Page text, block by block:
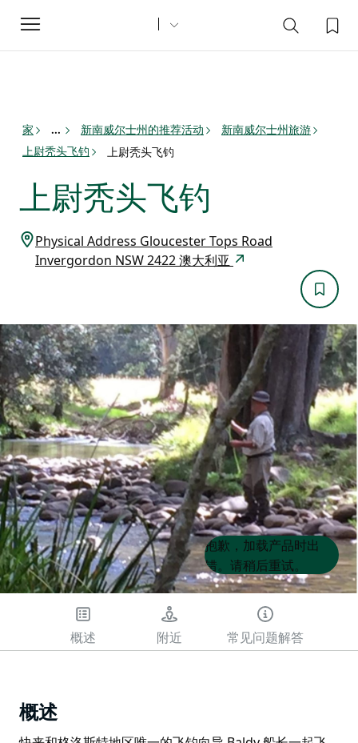
Toggle
navigation
家 ... 新南威尔士州的推荐活动
新南威尔士州旅游
上尉秃头飞钓
上尉秃头飞钓
上尉秃头飞钓
Physical Address Gloucester Tops Road
Invergordon NSW 2422 澳大利亚
Product
List
Product
List
抱歉，加载产品时出
错。请稍后重试。
概述 附近 常见问题解答
概述